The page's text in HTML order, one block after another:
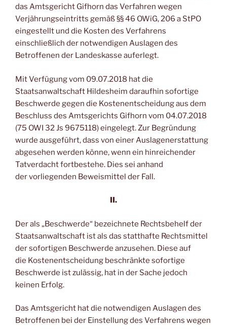
das Amtsgericht Gifhorn das Verfahren wegen
Verjährungseintritts gemäß §§ 46 OWiG, 206 a StPO
eingestellt und die Kosten des Verfahrens
einschließlich der notwendigen Auslagen des
Betroffenen der Landeskasse auferlegt.
Mit Verfügung vom 09.07.2018 hat die
Staatsanwaltschaft Hildesheim daraufhin sofortige
Beschwerde gegen die Kostenentscheidung aus dem
Beschluss des Amtsgerichts Gifhorn vom 04.07.2018
(75 OWI 32 Js 9675118) eingelegt. Zur Begründung
wurde ausgeführt, dass von einer Auslagenerstattung
abgesehen werden könne, wenn ein hinreichender
Tatverdacht fortbestehe. Dies sei anhand
der vorliegenden Beweismittel der Fall.
II.
Der als „Beschwerde“ bezeichnete Rechtsbehelf der
Staatsanwaltschaft ist als das statthafte Rechtsmittel
der sofortigen Beschwerde anzusehen. Diese auf
die Kostenentscheidung beschränkte sofortige
Beschwerde ist zulässig, hat in der Sache jedoch
keinen Erfolg.
Das Amtsgericht hat die notwendigen Auslagen des
Betroffenen bei der Einstellung des Verfahrens wegen